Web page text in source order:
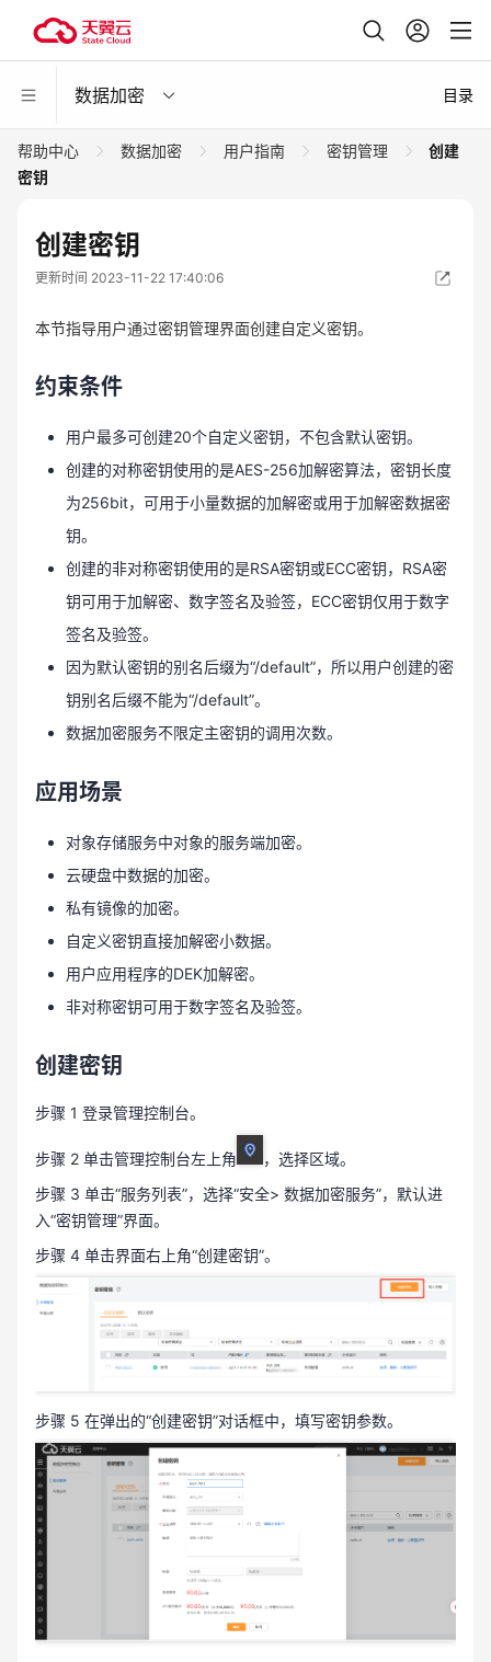
数据加密 目录
帮助中心 数据加密 用户指南 密钥管理
创建
密钥
创建密钥
更新时间 2023-11-22 17:40:06
本节指导用户通过密钥管理界面创建自定义密钥。
约束条件
用户最多可创建20个自定义密钥，不包含默认密钥。
创建的对称密钥使用的是AES-256加解密算法，密钥长度
为256bit，可用于小量数据的加解密或用于加解密数据密
钥。
创建的非对称密钥使用的是RSA密钥或ECC密钥，RSA密
钥可用于加解密、数字签名及验签，ECC密钥仅用于数字
签名及验签。
因为默认密钥的别名后缀为“/default”，所以用户创建的密
钥别名后缀不能为“/default”。
数据加密服务不限定主密钥的调用次数。
应用场景
对象存储服务中对象的服务端加密。
云硬盘中数据的加密。
私有镜像的加密。
自定义密钥直接加解密小数据。
用户应用程序的DEK加解密。
非对称密钥可用于数字签名及验签。
创建密钥
步骤 1 登录管理控制台。
步骤 2 单击管理控制台左上角
，选择区域。
步骤 3 单击“服务列表”，选择“安全> 数据加密服务”，默认进
入“密钥管理”界面。
步骤 4 单击界面右上角“创建密钥”。
步骤 5 在弹出的“创建密钥”对话框中，填写密钥参数。